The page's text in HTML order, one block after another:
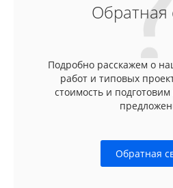
Обратная
Подробно расскажем о
работ и типовых
стоимость и
Обратная